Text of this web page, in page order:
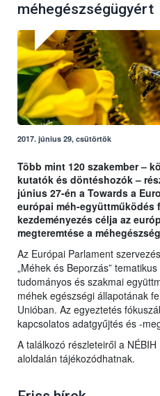
méhegészségügyért
2017. június 29, csütörtök
Több mint 120 szakember –
kutatók és döntéshozók –
június 27-én a Towards a
európai méh-együttműködés
kezdeményezés célja az
megteremtése a
Az Európai Parlament
„Méhek és Beporzás”
tudományos és szakmai
méhek egészségi állapotának
Unióban. Az egyeztetés
kapcsolatos adatgyűjtés és -
A találkozó részleteiről a NÉBIH
aloldalán tájékozódhatnak.